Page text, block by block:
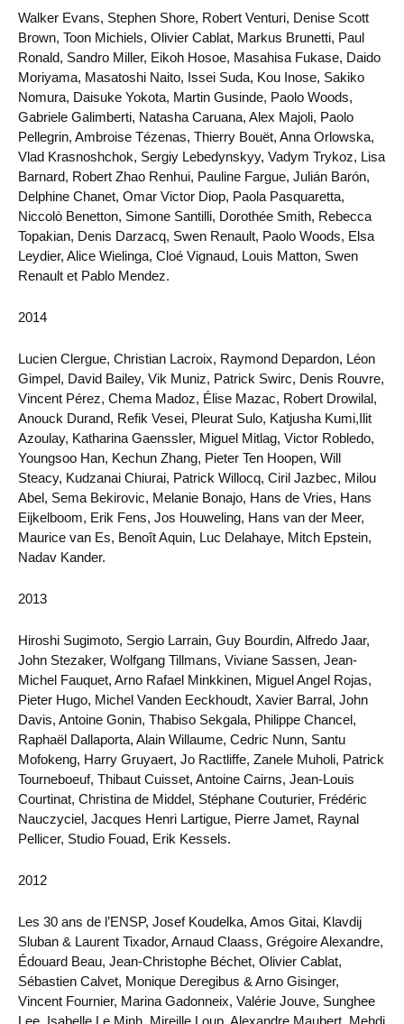
Walker Evans, Stephen Shore, Robert Venturi, Denise Scott
Brown, Toon Michiels, Olivier Cablat, Markus Brunetti, Paul
Ronald, Sandro Miller, Eikoh Hosoe, Masahisa Fukase, Daido
Moriyama, Masatoshi Naito, Issei Suda, Kou Inose, Sakiko
Nomura, Daisuke Yokota, Martin Gusinde, Paolo Woods,
Gabriele Galimberti, Natasha Caruana, Alex Majoli, Paolo
Pellegrin, Ambroise Tézenas, Thierry Bouët, Anna Orlowska,
Vlad Krasnoshchok, Sergiy Lebedynskyy, Vadym Trykoz, Lisa
Barnard, Robert Zhao Renhui, Pauline Fargue, Julián Barón,
Delphine Chanet, Omar Victor Diop, Paola Pasquaretta,
Niccolò Benetton, Simone Santilli, Dorothée Smith, Rebecca
Topakian, Denis Darzacq, Swen Renault, Paolo Woods, Elsa
Leydier, Alice Wielinga, Cloé Vignaud, Louis Matton, Swen
Renault et Pablo Mendez.
2014
Lucien Clergue, Christian Lacroix, Raymond Depardon, Léon
Gimpel, David Bailey, Vik Muniz, Patrick Swirc, Denis Rouvre,
Vincent Pérez, Chema Madoz, Élise Mazac, Robert Drowilal,
Anouck Durand, Refik Vesei, Pleurat Sulo, Katjusha Kumi,Ilit
Azoulay, Katharina Gaenssler, Miguel Mitlag, Victor Robledo,
Youngsoo Han, Kechun Zhang, Pieter Ten Hoopen, Will
Steacy, Kudzanai Chiurai, Patrick Willocq, Ciril Jazbec, Milou
Abel, Sema Bekirovic, Melanie Bonajo, Hans de Vries, Hans
Eijkelboom, Erik Fens, Jos Houweling, Hans van der Meer,
Maurice van Es, Benoît Aquin, Luc Delahaye, Mitch Epstein,
Nadav Kander.
2013
Hiroshi Sugimoto, Sergio Larrain, Guy Bourdin, Alfredo Jaar,
John Stezaker, Wolfgang Tillmans, Viviane Sassen, Jean-
Michel Fauquet, Arno Rafael Minkkinen, Miguel Angel Rojas,
Pieter Hugo, Michel Vanden Eeckhoudt, Xavier Barral, John
Davis, Antoine Gonin, Thabiso Sekgala, Philippe Chancel,
Raphaël Dallaporta, Alain Willaume, Cedric Nunn, Santu
Mofokeng, Harry Gruyaert, Jo Ractliffe, Zanele Muholi, Patrick
Tourneboeuf, Thibaut Cuisset, Antoine Cairns, Jean-Louis
Courtinat, Christina de Middel, Stéphane Couturier, Frédéric
Nauczyciel, Jacques Henri Lartigue, Pierre Jamet, Raynal
Pellicer, Studio Fouad, Erik Kessels.
2012
Les 30 ans de l’ENSP, Josef Koudelka, Amos Gitai, Klavdij
Sluban & Laurent Tixador, Arnaud Claass, Grégoire Alexandre,
Édouard Beau, Jean-Christophe Béchet, Olivier Cablat,
Sébastien Calvet, Monique Deregibus & Arno Gisinger,
Vincent Fournier, Marina Gadonneix, Valérie Jouve, Sunghee
Lee, Isabelle Le Minh, Mireille Loup, Alexandre Maubert, Mehdi